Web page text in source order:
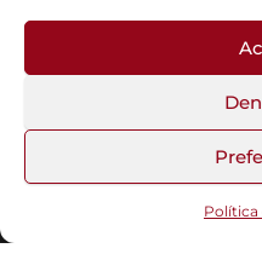
Política
Funciona gracias a